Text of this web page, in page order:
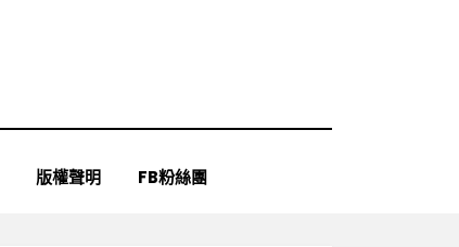
版權聲明 FB粉絲團